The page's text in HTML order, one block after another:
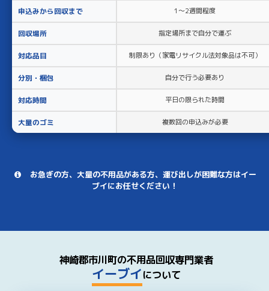
申込みから回収まで 1〜2週間程度
回収場所 指定場所まで自分で運ぶ
対応品目 制限あり（家電リサイクル法対象品は不可）
分別・梱包 自分で行う必要あり
対応時間 平日の限られた時間
大量のゴミ 複数回の申込みが必要
お急ぎの方、大量の不用品がある方、運び出しが困難な方はイー
ブイにお任せください！
神崎郡市川町の不用品回収専門業者
イーブイについて